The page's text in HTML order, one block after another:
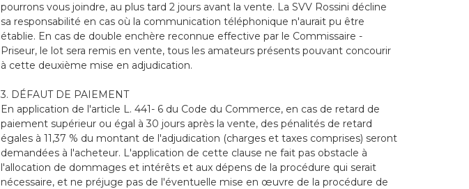
pourrons vous joindre, au plus tard 2 jours avant la vente. La SVV Rossini décline
sa responsabilité en cas où la communication téléphonique n'aurait pu être
établie. En cas de double enchère reconnue effective par le Commissaire -
Priseur, le lot sera remis en vente, tous les amateurs présents pouvant concourir
à cette deuxième mise en adjudication.
3. DÉFAUT DE PAIEMENT
En application de l'article L. 441- 6 du Code du Commerce, en cas de retard de
paiement supérieur ou égal à 30 jours après la vente, des pénalités de retard
égales à 11,37 % du montant de l'adjudication (charges et taxes comprises) seront
demandées à l'acheteur. L'application de cette clause ne fait pas obstacle à
l'allocation de dommages et intérêts et aux dépens de la procédure qui serait
nécessaire, et ne préjuge pas de l'éventuelle mise en œuvre de la procédure de